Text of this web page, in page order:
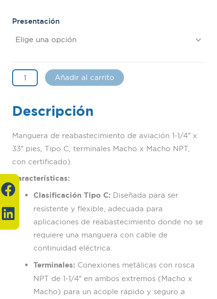
Presentación
Añadir al carrito
Descripción
Manguera de reabastecimiento de aviación 1-1/4″ x
33″ pies, Tipo C, terminales Macho x Macho NPT,
con certificado).
Características:
Clasificación Tipo C:Diseñada para ser
resistente y flexible, adecuada para
aplicaciones de reabastecimiento donde no se
requiere una manguera con cable de
continuidad eléctrica.
Terminales:Conexiones metálicas con rosca
NPT de 1-1/4″ en ambos extremos (Macho x
Macho) para un acople rápido y seguro a
F
a
c
e
L
i
n
k